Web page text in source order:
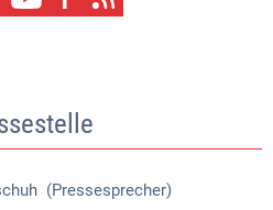
(Pressesprecher)
Alexander Handschuh